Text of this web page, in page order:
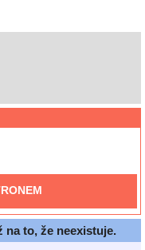
na to, že neexistuje.